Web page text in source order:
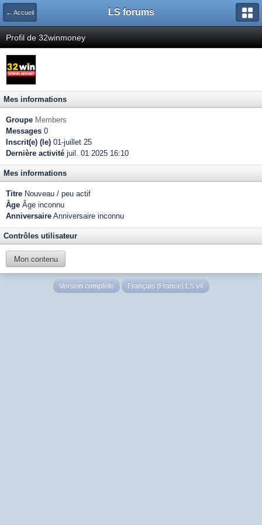
← Accueil LS forums
Profil de 32winmoney
Mes informations
Groupe Members
Messages 0
Inscrit(e) (le) 01-juillet 25
Dernière activité juil. 01 2025 16:10
Mes informations
Titre Nouveau / peu actif
Âge Âge inconnu
Anniversaire Anniversaire inconnu
Contrôles utilisateur
Mon contenu
Version complète Français (France) LS v4